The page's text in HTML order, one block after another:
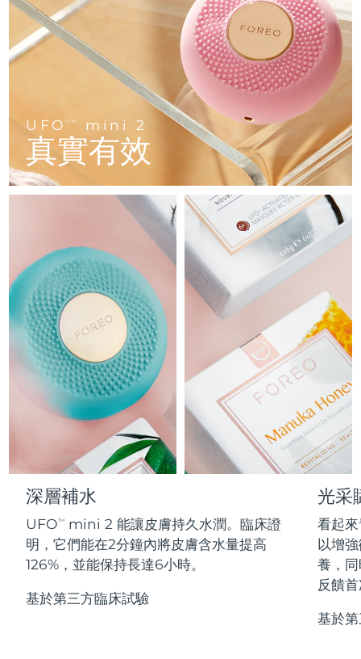
UFO TM mini 2
真實有效
深層補水
UFOTM
mini 2 能讓皮膚持久水潤。臨床證
明，它們能在2分鐘內將皮膚含水量提高
126%，並能保持長達6小時。
基於第三方臨床試驗
光采
看起
以增
養，
反饋
基於
LUNA™ 4 go
For travel or gym bag
LUNA™護膚
Premium cleansers & balm
LUNA™ 設備
All facial cleansing devices
BEAR™ 設備
All premium facelift devices
UFO™ 3 go
Portable red light therapy
面膜
Rejuvenation & hydration
UFO™ 設備
All deep facial hydration devices
issa™ 4 baby
For ages 0-3
issa™ Teeth Whitening Set
Dual LED + sonic device & 18% PAP gel
ISSA™ 設備
All silicone sonic toothbrushes
FAQ™ 102
Advanced clinical anti-aging
FAQ™ 103
Luxurious clinical anti-aging set
FAQ™ P1 Primer
Manuka honey primer
FAQ™護膚品
All FAQ™ skincare
FAQ™產品
All anti-aging treatments
FAQ™ 202
LED mask
FAQ™ 211
Anti-aging neck & décolleté LED mask
FAQ™ 221
Anti-aging LED hand mask
FAQ™護膚品
All FAQ™ skincare
FAQ™產品
All LED treatments
生髮
FAQ™ 301
LED hair strengthening scalp massager
FAQ™ Scalp Serum
Scalp recovery probiotic serum
FAQ™護膚品
All FAQ™ skincare
FAQ™產品
All hair treatments
肌膚年輕化
FAQ™ 501
Full-Spectrum Red Light Therapy
FAQ™ 502
Full-Spectrum Red Light Therapy
FAQ™ Red Light Serum
FAQ™ skincare
All FAQ™ skincare
FAQ™ products
All toning treatments
NEW
專業治療
脫毛
PEACH™ 2 Pro Max
Professional IPL hair removal device
PEACH™ 2
IPL hair removal
PEACH™ 2 go
Travel-friendly IPL hair removal
PEACH™ Cooling Prep Gel
Cooling IPL hair removal gel
身體護理
BEAR™ 2 body
Microcurrent body toning
LUNA™ 4 body
Massaging body brush
SUPERCHARGED™ serum
Firming body serum
痘肌護理
ESPADA™ 2 plus
Recurring acne LED therapy
ESPADA™ 2
ESPADA™ Blemish Solution
Concentrated acne gel
眼部護理
BEAR™ 2 eyes & lips
Microcurrent line smoothing device
IRIS™ 2
眼部護膚
Advanced eye care treatment
KIWI™ derma
Diamond microdermabrasion .
KIWI™
護發
LUNA™ 4 hair
2-in-1 LED scalp massager
FLIP™ play advanced
牙齒美白
NEW
issa™ Teeth Whitening Set
Dual LED + sonic device & 18% PAP gel
更多的
克羅埃西亞 預計送達日期8/12/26
賽普勒斯 預計送達日期8/13/26
預計送達日期 8/12/26
丹麥 預計送達日期 8/12/26
愛沙尼亞 預計送達日期8/12/26
預計送達日期8/12/26
預計送達日期8/12/26
法屬玻里尼西亞 預計送達日期
德國 預計送達日期 8/12/26
直布羅陀 預計送達日期 8/16/26
預計送達日期 8/12/26
中國香港特別行政區 預計送達日期8/13/26
匈牙利 預計送達日期8/12/26
印尼 預計送達日期 8/10/26
愛爾蘭 8/12/26
8/14/26